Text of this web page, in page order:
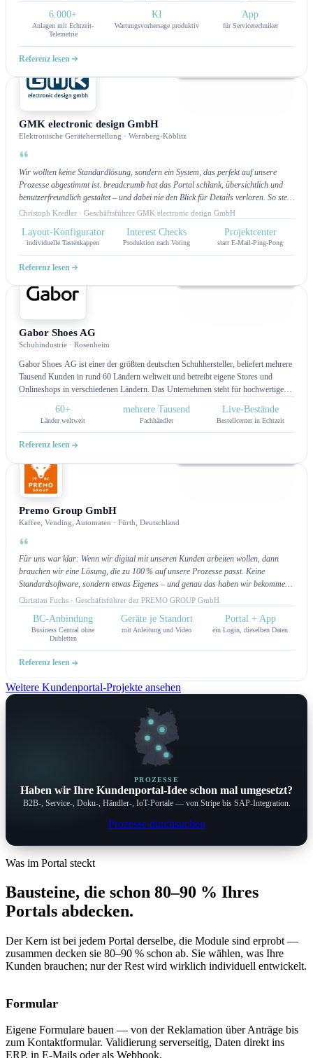
Mit innovativer Technologie und einfacher Wartung setzt utp auf Nachhaltigkeit und
zuverlässige Wasseraufbereitung.
6.000+
Anlagen mit Echtzeit-
Telemetrie
KI
Wartungsvorhersage produktiv
App
für Servicetechniker
Referenz lesen
Kundenportal
GMK electronic design GmbH
Elektronische Geräteherstellung · Wernberg-Köblitz
Wir wollten keine Standardlösung, sondern ein System, das perfekt auf unsere
Prozesse abgestimmt ist. breadcrumb hat das Portal schlank, übersichtlich und
benutzerfreundlich gestaltet – und dabei nie den Blick für Details verloren. So stellt
man sich eine partnerschaftliche Zusammenarbeit vor.
Christoph Kredler · Geschäftsführer GMK electronic design GmbH
Layout-Konfigurator
individuelle Tastenkappen
Interest Checks
Produktion nach Voting
Projektcenter
statt E-Mail-Ping-Pong
Referenz lesen
Kundenportal
Gabor Shoes AG
Schuhindustrie · Rosenheim
Gabor Shoes AG ist einer der größten deutschen Schuhhersteller, beliefert mehrere
Tausend Kunden in rund 60 Ländern weltweit und betreibt eigene Stores und
Onlineshops in verschiedenen Ländern. Das Unternehmen steht für hochwertige
Produktpalette bietet Gabor stilvolle, komfortable Schuhe für verschiedenste
60+
Länder weltweit
mehrere Tausend
Fachhändler
Live-Bestände
Bestellcenter in Echtzeit
Referenz lesen
Kundenportal
Premo Group GmbH
Kaffee, Vending, Automaten · Fürth, Deutschland
Für uns war klar: Wenn wir digital mit unseren Kunden arbeiten wollen, dann
brauchen wir eine Lösung, die zu 100 % auf unsere Prozesse passt. Keine
Standardsoftware, sondern etwas Eigenes – und genau das haben wir bekommen.
Die Zusammenarbeit war partnerschaftlich, lösungsorientiert und sehr
professionell. Wer nach einem echten Digitalisierungspartner sucht, der nicht nur
entwickelt, sondern auch versteht, worauf es ankommt – der ist hier richtig.
Christian Fuchs · Geschäftsführer der PREMO GROUP GmbH
BC-Anbindung
Business Central ohne
Dubletten
Geräte je Standort
mit Anleitung und Video
Portal + App
ein Login, dieselben Daten
Referenz lesen
Weitere Kundenportal-Projekte ansehen
PROZESSE
Haben wir Ihre Kundenportal-Idee schon mal umgesetzt?
B2B-, Service-, Doku-, Händler-, IoT-Portale — von Stripe bis SAP-Integration.
Prozesse durchsuchen
Was im Portal steckt
Bausteine, die schon 80–90 % Ihres
Portals abdecken.
Der Kern ist bei jedem Portal derselbe, die Module sind erprobt —
zusammen decken sie 80–90 % schon ab. Sie wählen, was Ihre
Kunden brauchen; nur der Rest wird wirklich individuell entwickelt.
Formular
Eigene Formulare bauen — von der Reklamation über Anträge bis
zum Kontaktformular. Validierung serverseitig, Daten direkt ins
ERP, in E-Mails oder als Webhook.